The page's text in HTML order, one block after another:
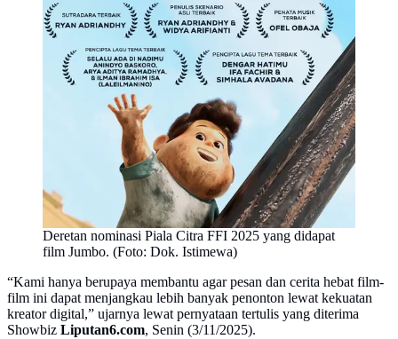
Deretan nominasi Piala Citra FFI 2025 yang didapat
film Jumbo. (Foto: Dok. Istimewa)
“Kami hanya berupaya membantu agar pesan dan cerita hebat film-
film ini dapat menjangkau lebih banyak penonton lewat kekuatan
kreator digital,” ujarnya lewat pernyataan tertulis yang diterima
Showbiz Liputan6.com, Senin (3/11/2025).